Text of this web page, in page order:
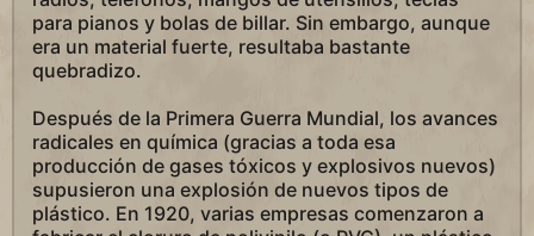
para pianos y bolas de billar. Sin embargo, aunque
era un material fuerte, resultaba bastante
quebradizo.
Después de la Primera Guerra Mundial, los avances
radicales en química (gracias a toda esa
producción de gases tóxicos y explosivos nuevos)
supusieron una explosión de nuevos tipos de
plástico. En 1920, varias empresas comenzaron a